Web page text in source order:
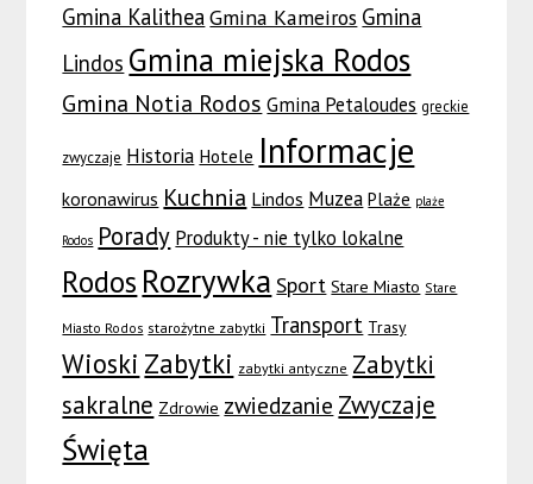
Gmina Kalithea Gmina Kameiros Gmina
Lindos Gmina miejska Rodos
Gmina Notia Rodos Gmina Petaloudes greckie
zwyczaje Historia Hotele Informacje
koronawirus Kuchnia Lindos Muzea Plaże plaże
Rodos Porady Produkty - nie tylko lokalne
Rodos Rozrywka Sport Stare Miasto Stare
Miasto Rodos starożytne zabytki Transport Trasy
Wioski Zabytki zabytki antyczne Zabytki
sakralne Zdrowie zwiedzanie Zwyczaje
Święta